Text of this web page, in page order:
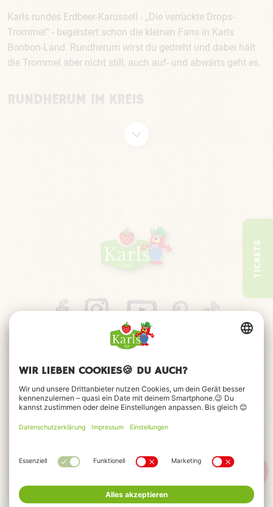
Karls rundes Erdbeer-Karussell - „Die verrückte Drops-
Trommel“ - begeistert schon die kleinen Fans in Karls
Bonbon-Land. Rundherum wirst du gedreht und dabei hält
die Trommel aber nicht still, auch auf- und abwärts geht es.
RUNDHERUM IM KREIS
Nimm Platz und halte dich gut fest. In unserer Drops-
WAS GIBTS NOCH IM BONBON-LAND?
du in unmittelbarer Nähe von der Drops-Trommel auch die
Bonbon-Rutsche. Wer auf der Suche nach noch mehr Spaß
und Spannung ist, der geht auf große Fahrt mit dem
. Hierbei bekommt man gleichzeitig
Kaffeekannenausstellung. Oder du ziehst dich hoch am
Zuckerstangendrehturm. Im Bonbon-Land gibt es auf jeden
Fall viel zu entdecken.
Kontakt Cookie-Einstellungen
© 2026 Karls Markt OHG
TICKETS